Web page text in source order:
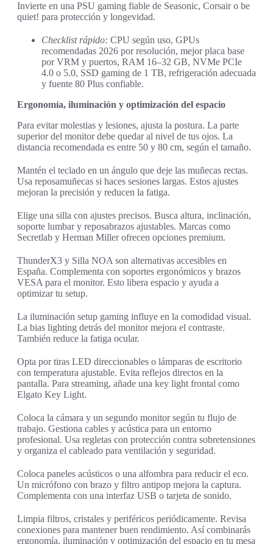
Invierte en una PSU gaming fiable de Seasonic, Corsair o be
quiet! para protección y longevidad.
Checklist rápido: CPU según uso, GPUs
recomendadas 2026 por resolución, mejor placa base
por VRM y puertos, RAM 16–32 GB, NVMe PCIe
4.0 o 5.0, SSD gaming de 1 TB, refrigeración adecuada
y fuente 80 Plus confiable.
Ergonomía, iluminación y optimización del espacio
Para evitar molestias y lesiones, ajusta la postura. La parte
superior del monitor debe quedar al nivel de tus ojos. La
distancia recomendada es entre 50 y 80 cm, según el tamaño.
Mantén el teclado en un ángulo que deje las muñecas rectas.
Usa reposamuñecas si haces sesiones largas. Estos ajustes
mejoran la precisión y reducen la fatiga.
Elige una silla con ajustes precisos. Busca altura, inclinación,
soporte lumbar y reposabrazos ajustables. Marcas como
Secretlab y Herman Miller ofrecen opciones premium.
ThunderX3 y Silla NOA son alternativas accesibles en
España. Complementa con soportes ergonómicos y brazos
VESA para el monitor. Esto libera espacio y ayuda a
optimizar tu setup.
La iluminación setup gaming influye en la comodidad visual.
La bias lighting detrás del monitor mejora el contraste.
También reduce la fatiga ocular.
Opta por tiras LED direccionables o lámparas de escritorio
con temperatura ajustable. Evita reflejos directos en la
pantalla. Para streaming, añade una key light frontal como
Elgato Key Light.
Coloca la cámara y un segundo monitor según tu flujo de
trabajo. Gestiona cables y acústica para un entorno
profesional. Usa regletas con protección contra sobretensiones
y organiza el cableado para ventilación y seguridad.
Coloca paneles acústicos o una alfombra para reducir el eco.
Un micrófono con brazo y filtro antipop mejora la captura.
Complementa con una interfaz USB o tarjeta de sonido.
Limpia filtros, cristales y periféricos periódicamente. Revisa
conexiones para mantener buen rendimiento. Así combinarás
ergonomía, iluminación y optimización del espacio en tu mesa